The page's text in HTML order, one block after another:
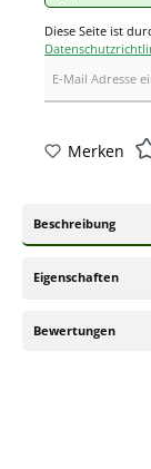
Diese Seite ist
Merken
Beschreibung
Eigenschaften
Bewertungen